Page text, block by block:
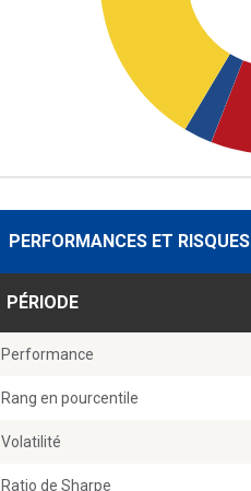
PERFORMANCES ET RISQUES
PÉRIODE
Performance
Rang en pourcentile
Volatilité
Ratio de Sharpe